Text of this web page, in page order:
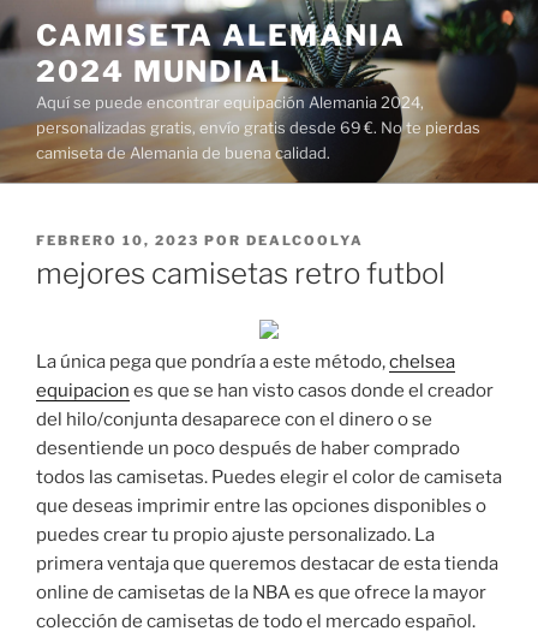
Saltar
al
contenido
CAMISETA ALEMANIA
2024 MUNDIAL
Aquí se puede encontrar equipación Alemania 2024,
personalizadas gratis, envío gratis desde 69 €. No te pierdas
camiseta de Alemania de buena calidad.
PUBLICADO
FEBRERO 10, 2023 POR DEALCOOLYA
mejores camisetas retro futbol
La única pega que pondría a este método,chelsea
equipacion es que se han visto casos donde el creador
del hilo/conjunta desaparece con el dinero o se
desentiende un poco después de haber comprado
todos las camisetas. Puedes elegir el color de camiseta
que deseas imprimir entre las opciones disponibles o
puedes crear tu propio ajuste personalizado. La
primera ventaja que queremos destacar de esta tienda
online de camisetas de la NBA es que ofrece la mayor
colección de camisetas de todo el mercado español.